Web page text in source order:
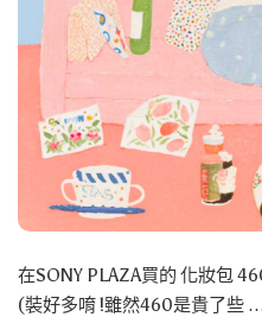
在SONY PLAZA買的 化妝包
(裝好多唷 !雖然460是貴了些